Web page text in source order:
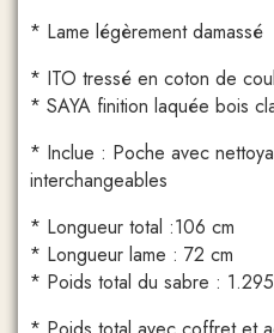
* Lame légèrement damassé
* ITO tressé en coton de
* SAYA finition laquée bois
* Inclue : Poche avec
interchangeables
* Longueur total :106 cm
* Longueur lame : 72 cm
* Poids total du sabre :